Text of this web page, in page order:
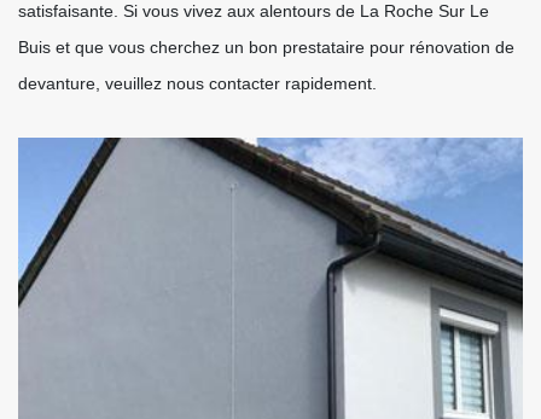
satisfaisante. Si vous vivez aux alentours de La Roche Sur Le
Buis et que vous cherchez un bon prestataire pour rénovation de
devanture, veuillez nous contacter rapidement.